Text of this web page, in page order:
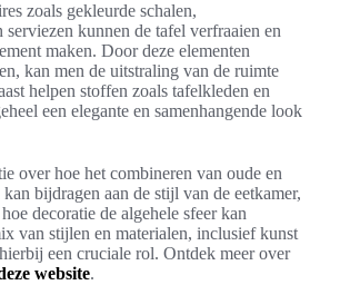
zoals gekleurde schalen,
serviezen kunnen de tafel verfraaien en
maken. Door deze elementen
kan men de uitstraling van de ruimte
helpen stoffen zoals tafelkleden en
een elegante en samenhangende look
over hoe het combineren van oude en
bijdragen aan de stijl van de eetkamer,
decoratie de algehele sfeer kan
van stijlen en materialen, inclusief kunst
een cruciale rol. Ontdek meer over
website.